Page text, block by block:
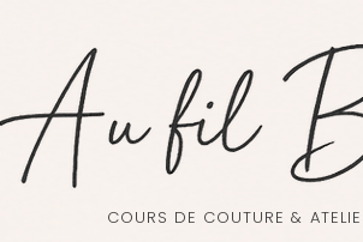
COURS DE COUTURE &